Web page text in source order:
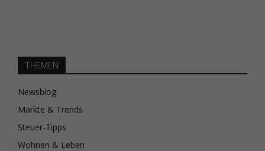
THEMEN
Newsblog
Märkte & Trends
Steuer-Tipps
Wohnen & Leben